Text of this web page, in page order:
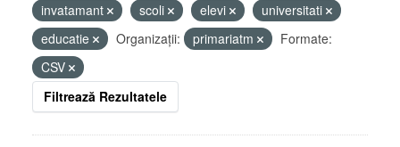
invatamant
scoli elevi
universitati
educatie
Organizații: primariatm
Formate:
CSV
Filtrează Rezultatele